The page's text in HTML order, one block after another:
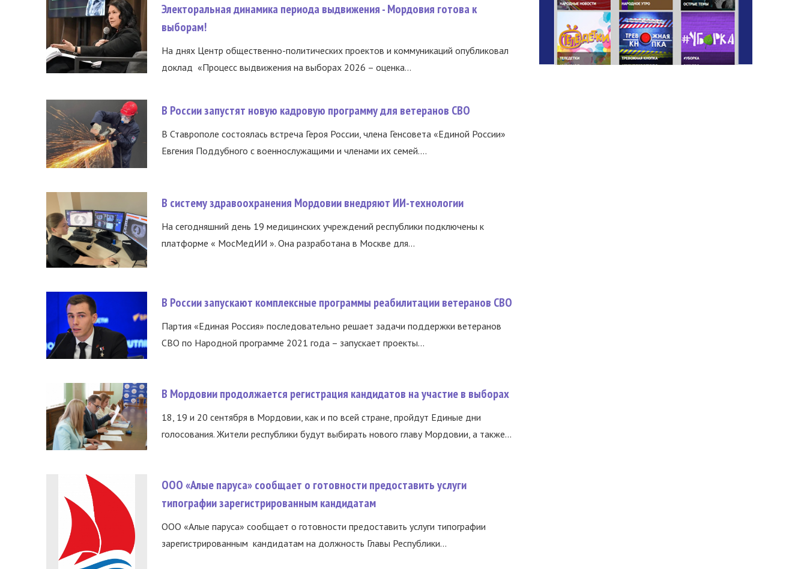
Электоральная динамика периода выдвижения - Мордовия готова к
выборам!
На днях Центр общественно-политических проектов и коммуникаций опубликовал
доклад «Процесс выдвижения на выборах 2026 – оценка...
В России запустят новую кадровую программу для ветеранов СВО
В Ставрополе состоялась встреча Героя России, члена Генсовета «Единой России»
Евгения Поддубного с военнослужащими и членами их семей....
В систему здравоохранения Мордовии внедряют ИИ-технологии
На сегодняшний день 19 медицинских учреждений республики подключены к
платформе « МосМедИИ ». Она разработана в Москве для...
В России запускают комплексные программы реабилитации ветеранов СВО
Партия «Единая Россия» последовательно решает задачи поддержки ветеранов
СВО по Народной программе 2021 года – запускает проекты...
В Мордовии продолжается регистрация кандидатов на участие в выборах
18, 19 и 20 сентября в Мордовии, как и по всей стране, пройдут Единые дни
голосования. Жители республики будут выбирать нового главу Мордовии, а также...
ООО «Алые паруса» сообщает о готовности предоставить услуги
типографии зарегистрированным кандидатам
ООО «Алые паруса» сообщает о готовности предоставить услуги типографии
зарегистрированным кандидатам на должность Главы Республики...